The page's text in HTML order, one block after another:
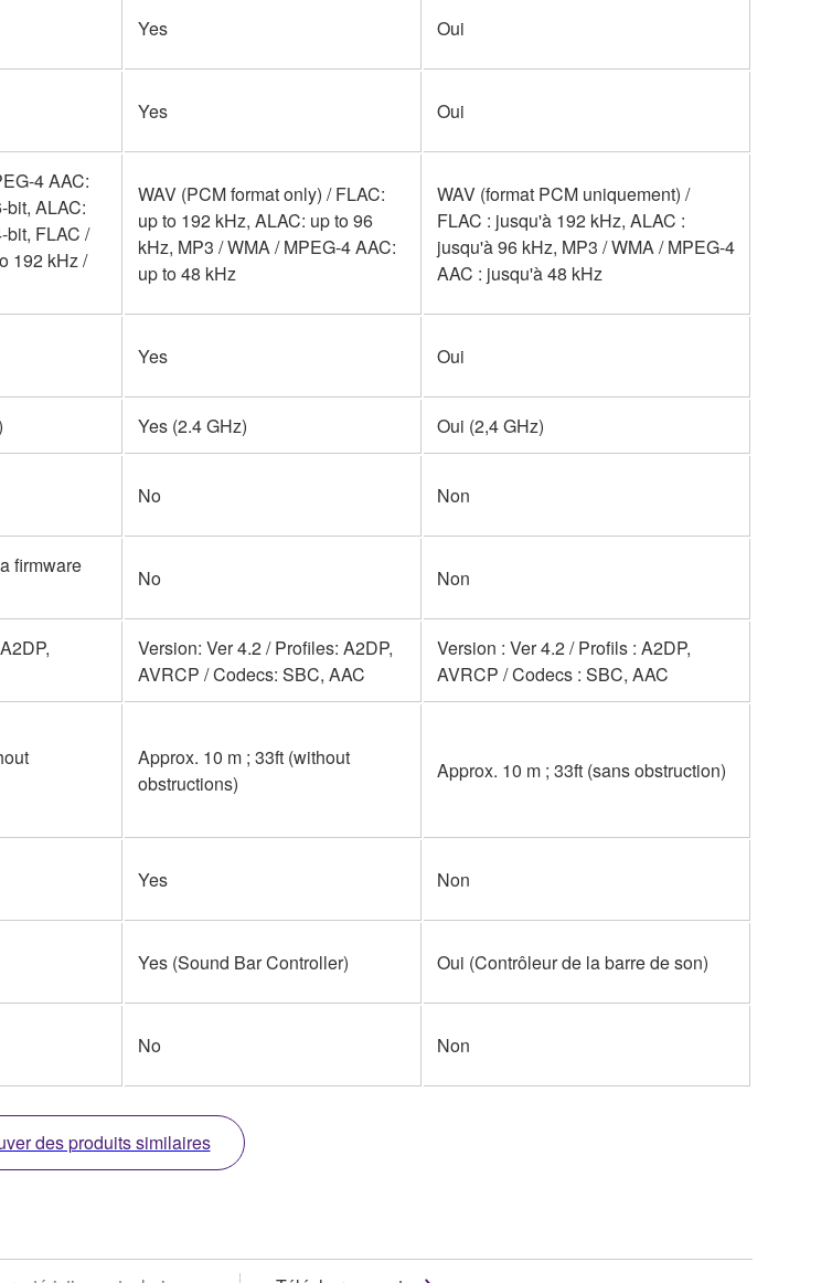
Yes Oui
Yes Oui
4 AAC:
bit, ALAC:
bit, FLAC /
192 kHz /
WAV (PCM format only) / FLAC:
up to 192 kHz, ALAC: up to 96
kHz, MP3 / WMA / MPEG-4 AAC:
up to 48 kHz
WAV (format PCM uniquement) /
FLAC : jusqu'à 192 kHz, ALAC :
jusqu'à 96 kHz, MP3 / WMA / MPEG-4
AAC : jusqu'à 48 kHz
Yes Oui
Yes (2.4 GHz) Oui (2,4 GHz)
No Non
firmware
No Non
Version: Ver 4.2 / Profiles: A2DP,
AVRCP / Codecs: SBC, AAC
Version : Ver 4.2 / Profils : A2DP,
AVRCP / Codecs : SBC, AAC
Approx. 10 m ; 33ft (without
obstructions)
Approx. 10 m ; 33ft (sans obstruction)
Yes Non
Yes (Sound Bar Controller) Oui (Contrôleur de la barre de son)
No Non
des produits similaires